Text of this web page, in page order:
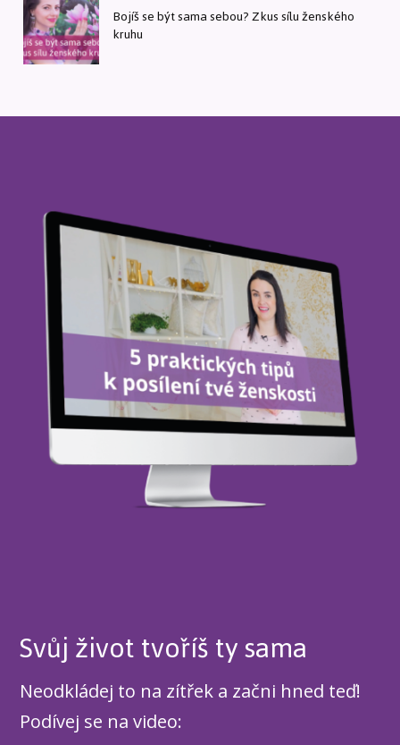
Bojíš se být sama sebou? Zkus sílu ženského
kruhu
Svůj život tvoříš ty sama
Neodkládej to na zítřek a začni hned teď!
Podívej se na video: